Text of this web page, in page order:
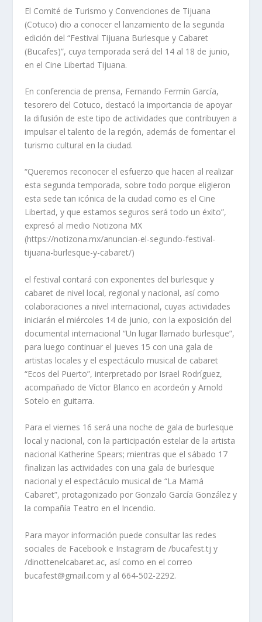
El Comité de Turismo y Convenciones de Tijuana
(Cotuco) dio a conocer el lanzamiento de la segunda
edición del “Festival Tijuana Burlesque y Cabaret
(Bucafes)”, cuya temporada será del 14 al 18 de junio,
en el Cine Libertad Tijuana.
En conferencia de prensa, Fernando Fermín García,
tesorero del Cotuco, destacó la importancia de apoyar
la difusión de este tipo de actividades que contribuyen a
impulsar el talento de la región, además de fomentar el
turismo cultural en la ciudad.
“Queremos reconocer el esfuerzo que hacen al realizar
esta segunda temporada, sobre todo porque eligieron
esta sede tan icónica de la ciudad como es el Cine
Libertad, y que estamos seguros será todo un éxito”,
expresó al medio Notizona MX
(https://notizona.mx/anuncian-el-segundo-festival-
tijuana-burlesque-y-cabaret/)
el festival contará con exponentes del burlesque y
cabaret de nivel local, regional y nacional, así como
colaboraciones a nivel internacional, cuyas actividades
iniciarán el miércoles 14 de junio, con la exposición del
documental internacional “Un lugar llamado burlesque”,
para luego continuar el jueves 15 con una gala de
artistas locales y el espectáculo musical de cabaret
“Ecos del Puerto”, interpretado por Israel Rodríguez,
acompañado de Víctor Blanco en acordeón y Arnold
Sotelo en guitarra.
Para el viernes 16 será una noche de gala de burlesque
local y nacional, con la participación estelar de la artista
nacional Katherine Spears; mientras que el sábado 17
finalizan las actividades con una gala de burlesque
nacional y el espectáculo musical de “La Mamá
Cabaret”, protagonizado por Gonzalo García González y
la compañía Teatro en el Incendio.
Para mayor información puede consultar las redes
sociales de Facebook e Instagram de /bucafest.tj y
/dinottenelcabaret.ac, así como en el correo
bucafest@gmail.com y al 664-502-2292.